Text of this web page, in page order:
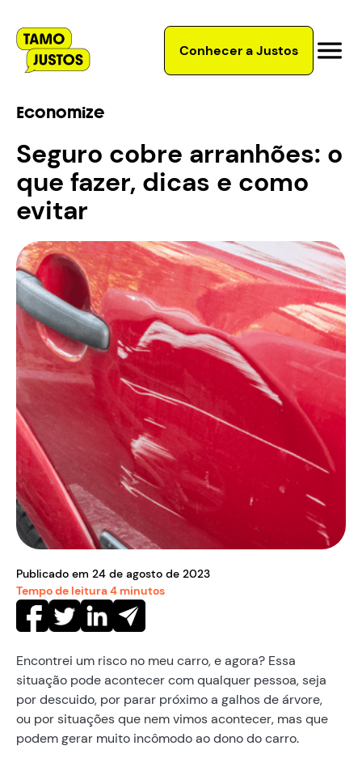
Conhecer a Justos
Economize
Seguro cobre arranhões: o
que fazer, dicas e como
evitar
Publicado em 24 de agosto de 2023
Tempo de leitura4 minutos
Encontrei um risco no meu carro, e agora? Essa
situação pode acontecer com qualquer pessoa, seja
por descuido, por parar próximo a galhos de árvore,
ou por situações que nem vimos acontecer, mas que
podem gerar muito incômodo ao dono do carro.